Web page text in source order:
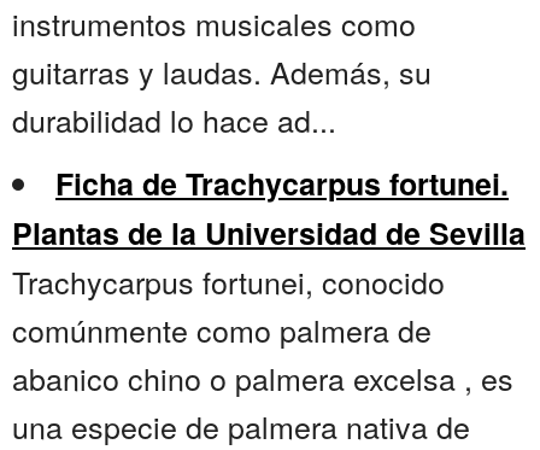
instrumentos musicales como
guitarras y laudas. Además, su
durabilidad lo hace ad...
Ficha de Trachycarpus fortunei.
Plantas de la Universidad de Sevilla
Trachycarpus fortunei, conocido
comúnmente como palmera de
abanico chino o palmera excelsa , es
una especie de palmera nativa de